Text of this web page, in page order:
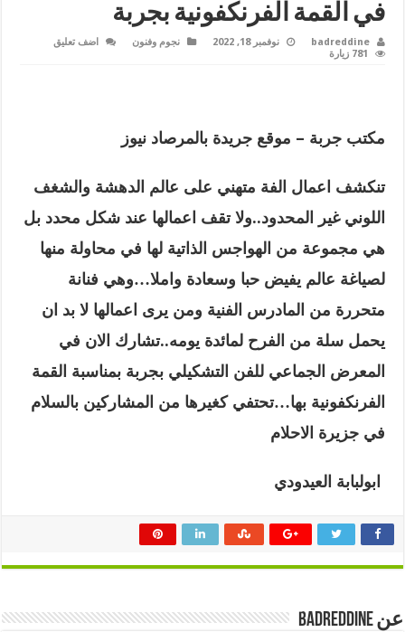
في القمة الفرنكفونية بجربة
badreddine نوفمبر 18, 2022 نجوم وفنون
اضف تعليق
781 زيارة
مكتب جربة – موقع جريدة بالمرصاد نيوز
تنكشف اعمال الفة متهني على عالم الدهشة والشغف
اللوني غير المحدود..ولا تقف اعمالها عند شكل محدد بل
هي مجموعة من الهواجس الذاتية لها في محاولة منها
لصياغة عالم يفيض حبا وسعادة واملا…وهي فنانة
متحررة من المادرس الفنية ومن يرى اعمالها لا بد ان
يحمل سلة من الفرح لمائدة يومه..تشارك الان في
المعرض الجماعي للفن التشكيلي بجربة بمناسبة القمة
الفرنكفونية بها…تحتفي كغيرها من المشاركين بالسلام
في جزيرة الاحلام
ابولبابة العيدودي
عن badreddine